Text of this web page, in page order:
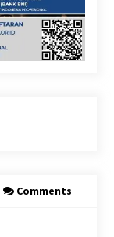
Comments